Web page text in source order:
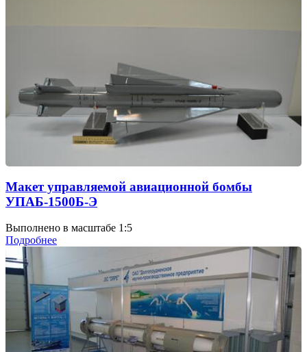
Макет управляемой авиационной бомбы
УПАБ-1500Б-Э
Выполнено в масштабе 1:5
Подробнее